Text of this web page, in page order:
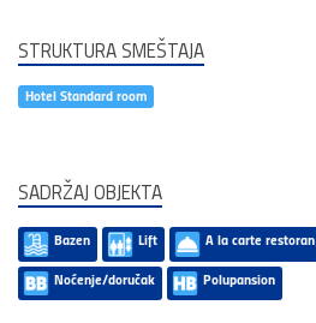
STRUKTURA SMEŠTAJA
Hotel Standard room
SADRŽAJ OBJEKTA
Bazen Lift A la carte restoran
Noćenje/doručak
Polupansion